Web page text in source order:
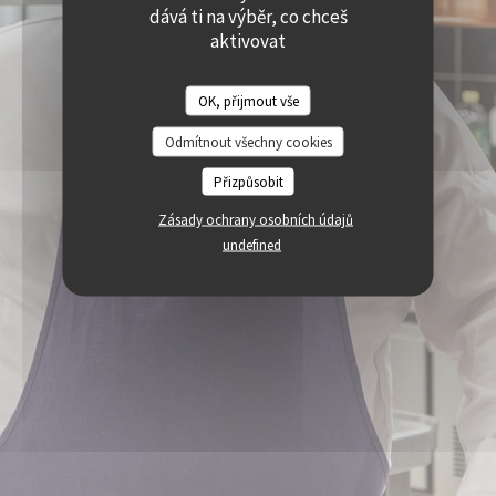
dává ti na výběr, co chceš
aktivovat
OK, přijmout vše
Odmítnout všechny cookies
Přizpůsobit
Zásady ochrany osobních údajů
undefined
PRISTUPNOST
((OTEVŘE SE V NOVÉM OKNĚ))